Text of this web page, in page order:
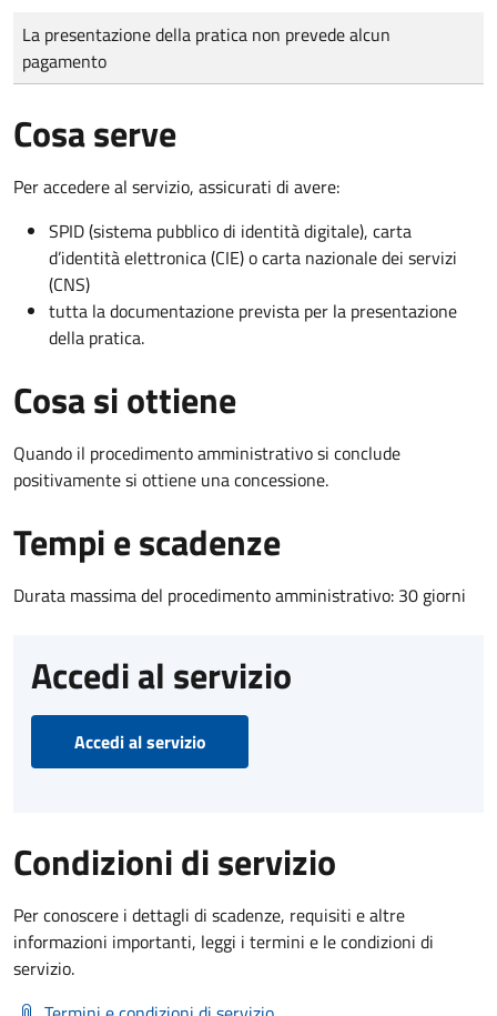
Tipo di pagamento
Importo
La presentazione della pratica non prevede alcun
pagamento
Cosa serve
Per accedere al servizio, assicurati di avere:
SPID (sistema pubblico di identità digitale), carta
d’identità elettronica (CIE) o carta nazionale dei servizi
(CNS)
tutta la documentazione prevista per la presentazione
della pratica.
Cosa si ottiene
Quando il procedimento amministrativo si conclude
positivamente si ottiene una concessione.
Tempi e scadenze
Durata massima del procedimento amministrativo: 30 giorni
Accedi al servizio
Accedi al servizio
Condizioni di servizio
Per conoscere i dettagli di scadenze, requisiti e altre
informazioni importanti, leggi i termini e le condizioni di
servizio.